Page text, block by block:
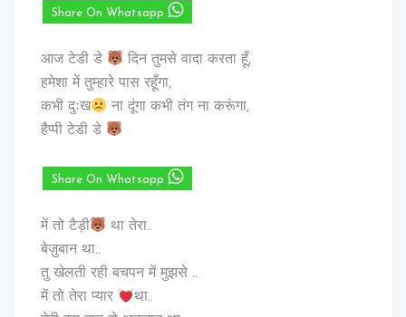
Share On Whatsapp
आज टेडी डे
दिन तुमसे वादा करता हूँ,
हमेशा में तुम्हारे पास रहूँगा,
कभी दुःख
ना दूंगा कभी तंग ना करूंगा,
हैप्पी टेडी डे
Share On Whatsapp
में तो टैड़ी
था तेरा..
बेज़ुबान था..
तु खेलती रही बचपन में मुझसे ..
में तो तेरा प्यार
था..